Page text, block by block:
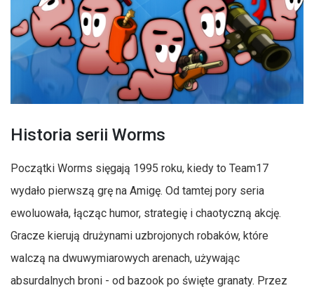
Historia serii Worms
Początki Worms sięgają 1995 roku, kiedy to Team17
wydało pierwszą grę na Amigę. Od tamtej pory seria
ewoluowała, łącząc humor, strategię i chaotyczną akcję.
Gracze kierują drużynami uzbrojonych robaków, które
walczą na dwuwymiarowych arenach, używając
absurdalnych broni - od bazook po święte granaty. Przez